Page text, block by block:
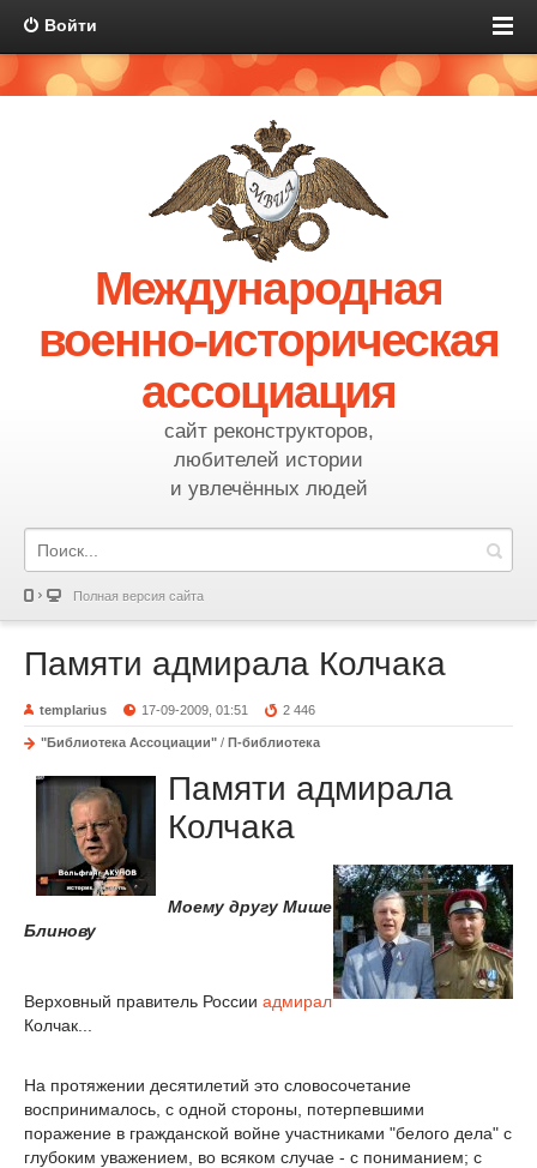
Войти
Международная
военно-историческая
ассоциация
сайт реконструкторов,
любителей истории
и увлечённых людей
Полная версия сайта
Памяти адмирала Колчака
templarius 17-09-2009, 01:51 2 446
"Библиотека Ассоциации" / П-библиотека
Памяти адмирала
Колчака
Моему другу Мише
Блинову
Верховный правитель России адмирал
Колчак...
На протяжении десятилетий это словосочетание
воспринималось, с одной стороны, потерпевшими
поражение в гражданской войне участниками "белого дела" с
глубоким уважением, во всяком случае - с пониманием; с